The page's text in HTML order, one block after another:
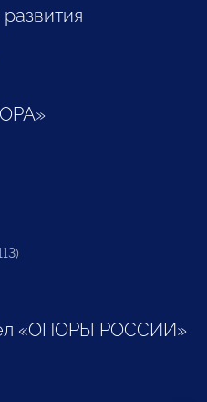
«ОПОРЫ РОССИИ»